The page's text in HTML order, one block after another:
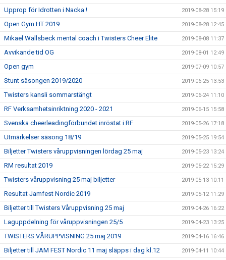
Upprop för Idrotten i Nacka ! 2019-08-28 15:19
Open Gym HT 2019 2019-08-28 12:45
Mikael Wallsbeck mental coach i Twisters Cheer Elite 2019-08-08 11:37
Avvikande tid OG 2019-08-01 12:49
Open gym 2019-07-09 10:57
Stunt säsongen 2019/2020 2019-06-25 13:53
Twisters kansli sommarstängt 2019-06-24 11:10
RF Verksamhetsinriktning 2020 - 2021 2019-06-15 15:58
Svenska cheerleadingförbundet inröstat i RF 2019-05-26 17:18
Utmärkelser säsong 18/19 2019-05-25 19:54
Biljetter Twisters våruppvisningen lördag 25 maj 2019-05-23 13:24
RM resultat 2019 2019-05-22 15:29
Twisters våruppvisning 25 maj biljetter 2019-05-13 10:11
Resultat Jamfest Nordic 2019 2019-05-12 11:29
Biljetter till Twisters Våruppvisning 25 maj 2019-04-26 16:22
Laguppdelning för våruppvisningen 25/5 2019-04-23 13:25
TWISTERS VÅRUPPVISNING 25 maj 2019 2019-04-16 16:46
Biljetter till JAM FEST Nordic 11 maj släpps i dag kl.12 2019-04-11 10:44